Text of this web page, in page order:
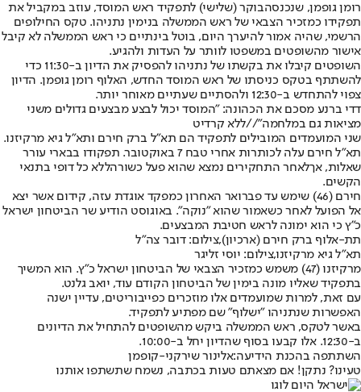
רומן גופמן, שנכנסהבוקר (שלישי) לתפקיד ראש המוסד, עוזב במקביל את
תפקידו כמזכיר הצבאי של ראש הממשלה בנימין נתניהו. טקס החילופים
הרשמי, שהיה אמור להיערך היום, בוטל בינתיים כי ראש הממשלה לא קיבל
אישור מהשופטים במשפטו לוותר על העדות ולהגיע.
השופטים קיבלו את בקשתו של נתניהו להפסיק את הדיון ב-11:30 כדי
להשתתף בטקס כניסתו של ראש המוסד החדש, האלוף רומן גופמן. הדיון
צפוי להתחדש ב-12:30 ולהסתיים שעתיים מאוחר יותר.
דדי ברנע מסכם את הכהונה: "המוסד יכול לבצע מבצעים גדולים משני
מציאות גם במלחמה"//ללא קרדיט
שני המועמדים המובילים לתפקיד הם תא"ל ברק חירם ותא"ל גיא מרקיזנו.
תא"ל חירם עלה לכותרות אחרי טבח 7 באוקטובר. תפקודו בבארי עורר
שאלות, אךלאחר התחקירים נמצא שהוא פעל כשורהללא כל דופי בתנאי
הקשים.
חירם (46) שימש עד פברואר האחרון כמפקד אוגדת עזה, קידום אשר יצא
אל הפועל לאחר כשאמור שהוא "נוקה". באוגוסט הודיע שר הביטחון ישראל
כ"ץ כי הוא ימונה לראש חטיבת המבצעים.
תת-אלוף ברק חירם (ארכיון),צילום: דובר צה"ל
תא"ל גיא מרקיזנו,צילום: יוסי זליגר
מרקיזנו (47) משמש כמזכיר הצבאי של הביטחון ישראל כ"ץ. הוא המשיך
בתפקיד שאליו מונה בימין של הביטחון הקודם עוד, יואב גלנט.
עם זאת, למרות שמועמדים אלו מוזכרים כפייבוריטים, עדיין ישנה
האפשרות שנתניהו "ישלוף" שם מפתיע לתפקיד.
באשר לטקס, ראש הממשלה ביקש מהשופטים להתחיל את הדיונים
ב-12:30. אלו קבעו בסוף שהדיון יחל ב-10:00.
השתתפה בהכנת הידיעה:אלינור שירקני-קופמן
טעינו? נתקן! אם מצאתם טעות בכתבה, נשמח שתשתפו אותנו